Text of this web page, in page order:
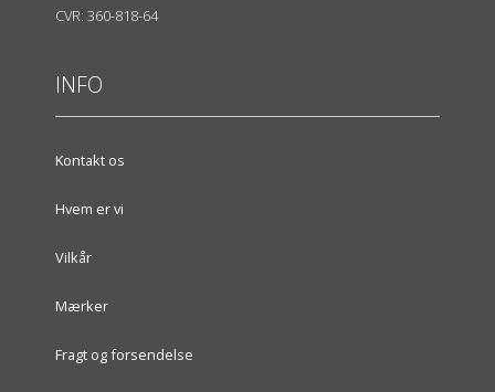
CVR: 360-818-64
INFO
Kontakt os
Hvem er vi
Vilkår
Mærker
Fragt og forsendelse